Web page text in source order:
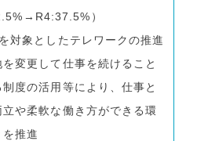
）
対象としたテレワークの推進
変更して仕事を続けること
度の活用等により、仕事と
や柔軟な働き方ができる環
推進